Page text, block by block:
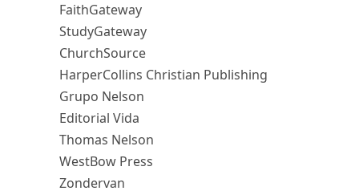
FaithGateway
StudyGateway
ChurchSource
HarperCollins Christian Publishing
Grupo Nelson
Editorial Vida
Thomas Nelson
WestBow Press
Zondervan